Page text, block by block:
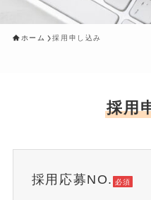
ホーム 採用申し込み
採用
採用応募NO. 必須